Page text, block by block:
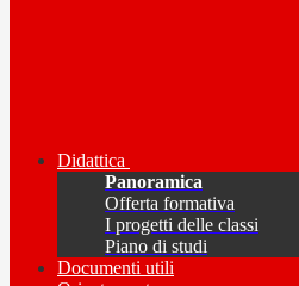
Didattica
Panoramica
Offerta formativa
I progetti delle classi
Piano di studi
Documenti utili